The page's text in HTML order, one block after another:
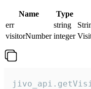
Name Type
err
string
visitorNumber integer